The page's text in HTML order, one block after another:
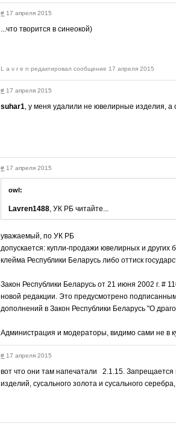
# 17 апреля 2015
...что творится в синеокой)
L a v r e n редактировал сообщение 17 апреля 2015
# 17 апреля 2015
suhar1, у меня удалили не ювелирные изделия,
# 17 апреля 2015
owl:
Lavren1488, УК РБ читайте...
уважаемый, по УК РБ
допускается: купли-продажи ювелирных и других
клейма Республики Беларусь либо оттиск
Закон Республики Беларусь от 21 июня 2002 г. #
новой редакции. Это предусмотрено
дополнений в Закон Республики Беларусь "О
Администрация и модераторы, видимо сами не в
# 17 апреля 2015
вот что они там напечатали 2.1.15.
изделий, сусального золота и сусального